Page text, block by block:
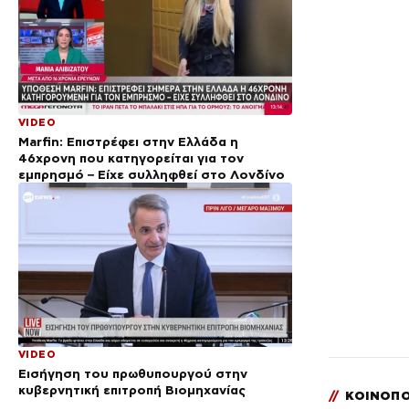
VIDEO
Marfin: Επιστρέφει στην Ελλάδα η
46χρονη που κατηγορείται για τον
εμπρησμό – Είχε συλληφθεί στο Λονδίνο
VIDEO
Εισήγηση του πρωθυπουργού στην
κυβερνητική επιτροπή Βιομηχανίας
//